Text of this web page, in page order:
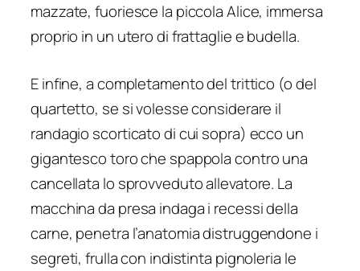
mazzate, fuoriesce la piccola Alice, immersa
proprio in un utero di frattaglie e budella.
E infine, a completamento del trittico (o del
quartetto, se si volesse considerare il
randagio scorticato di cui sopra) ecco un
gigantesco toro che spappola contro una
cancellata lo sprovveduto allevatore. La
macchina da presa indaga i recessi della
carne, penetra l’anatomia distruggendone i
segreti, frulla con indistinta pignoleria le